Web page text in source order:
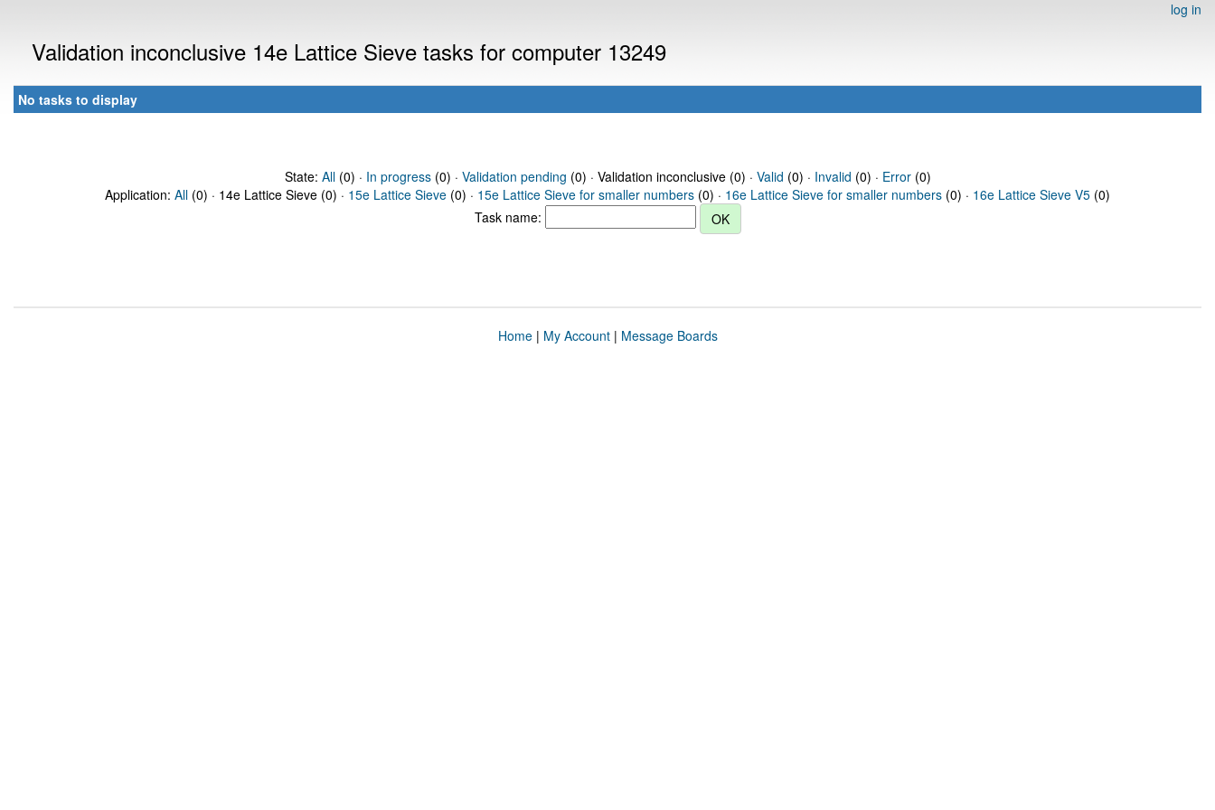
log in
Validation inconclusive 14e Lattice Sieve tasks for computer 13249
No tasks to display
State: All(0) · In progress(0) · Validation pending (0) · Validation inconclusive (0) · Valid (0) · Invalid (0) · Error(0)
Application: All (0) · 14e Lattice Sieve (0) · 15e Lattice Sieve (0) · 15e Lattice Sieve for smaller numbers (0) · 16e Lattice Sieve for smaller numbers (0) · 16e Lattice Sieve V5 (0)
Task name:
Home| My Account| Message Boards